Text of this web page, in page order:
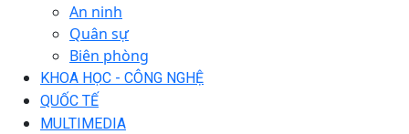
An ninh
Quân sự
Biên phòng
KHOA HỌC - CÔNG NGHỆ
QUỐC TẾ
MULTIMEDIA